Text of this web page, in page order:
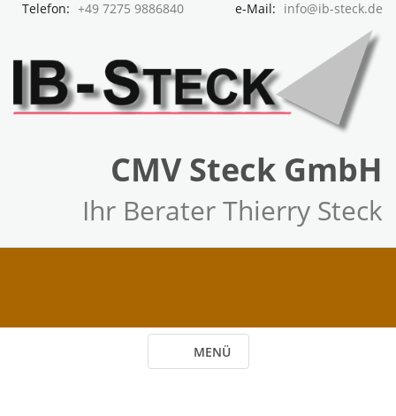
Telefon: +49 7275 9886840 e-Mail: info@ib-steck.de
CMV Steck GmbH
Ihr Berater Thierry Steck
MENÜ